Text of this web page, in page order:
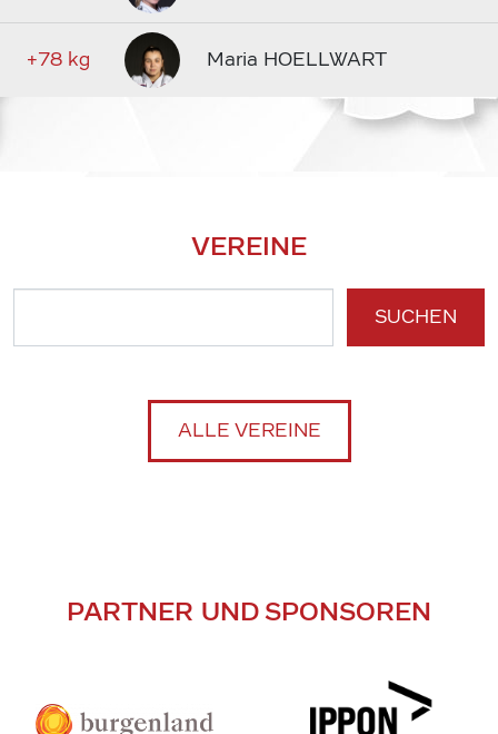
+78 kg Maria HOELLWART
VEREINE
SUCHEN
ALLE VEREINE
PARTNER UND SPONSOREN